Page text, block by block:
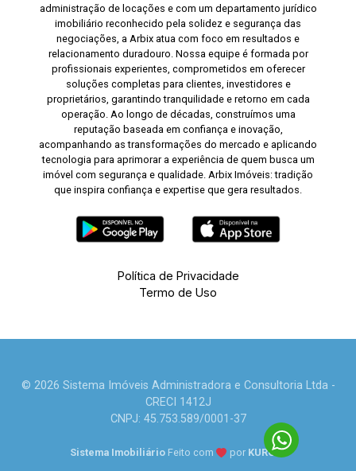
administração de locações e com um departamento jurídico
imobiliário reconhecido pela solidez e segurança das
negociações, a Arbix atua com foco em resultados e
relacionamento duradouro. Nossa equipe é formada por
profissionais experientes, comprometidos em oferecer
soluções completas para clientes, investidores e
proprietários, garantindo tranquilidade e retorno em cada
operação. Ao longo de décadas, construímos uma
reputação baseada em confiança e inovação,
acompanhando as transformações do mercado e aplicando
tecnologia para aprimorar a experiência de quem busca um
imóvel com segurança e qualidade. Arbix Imóveis: tradição
que inspira confiança e expertise que gera resultados.
Política de Privacidade
Termo de Uso
© 2026 Sistema Imóveis Administradora e Consultoria Ltda -
CRECI 1412J
CNPJ: 45.753.589/0001-37
Sistema Imobiliário Feito com por KUROLE